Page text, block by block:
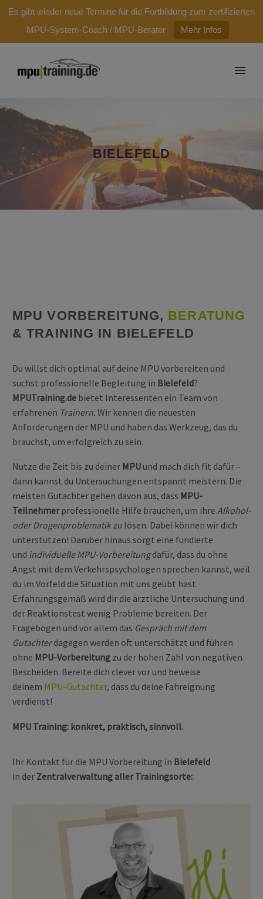
Es gibt wieder neue Termine für die Fortbildung zum zertifizierten
MPU-System-Coach / MPU-Berater
Mehr Infos
BIELEFELD
MPU VORBEREITUNG, BERATUNG
& TRAINING IN BIELEFELD
Du willst dich optimal auf deine MPU vorbereiten und
suchst professionelle Begleitung in Bielefeld?
MPUTraining.de bietet Interessenten ein Team von
erfahrenen Trainern. Wir kennen die neuesten
Anforderungen der MPU und haben das Werkzeug, das du
brauchst, um erfolgreich zu sein.
Nutze die Zeit bis zu deiner MPU und mach dich fit dafür –
dann kannst du Untersuchungen entspannt meistern. Die
meisten Gutachter gehen davon aus, dass MPU-
Teilnehmerprofessionelle Hilfe brauchen, um ihre Alkohol-
oder Drogenproblematikzu lösen. Dabei können wir dich
unterstützen! Darüber hinaus sorgt eine fundierte
und individuelle MPU-Vorbereitungdafür, dass du ohne
Angst mit dem Verkehrspsychologen sprechen kannst, weil
du im Vorfeld die Situation mit uns geübt hast.
Erfahrungsgemäß wird dir die ärztliche Untersuchung und
der Reaktionstest wenig Probleme bereiten. Der
Fragebogen und vor allem das Gespräch mit dem
Gutachterdagegen werden oft unterschätzt und führen
ohne MPU-Vorbereitung zu der hohen Zahl von negativen
Bescheiden. Bereite dich clever vor und beweise
deinem MPU-Gutachter, dass du deine Fahreignung
verdienst!
MPU Training: konkret, praktisch, sinnvoll.
Ihr Kontakt für die MPU Vorbereitung in Bielefeld
in der Zentralverwaltung aller Trainingsorte:
modal-check